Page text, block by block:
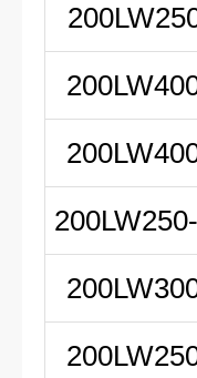
200LW
200LW